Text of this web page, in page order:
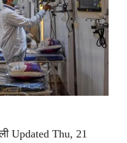
Updated Thu, 21